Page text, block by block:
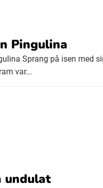
Pingulina
Sprang på isen med
var...
undulat